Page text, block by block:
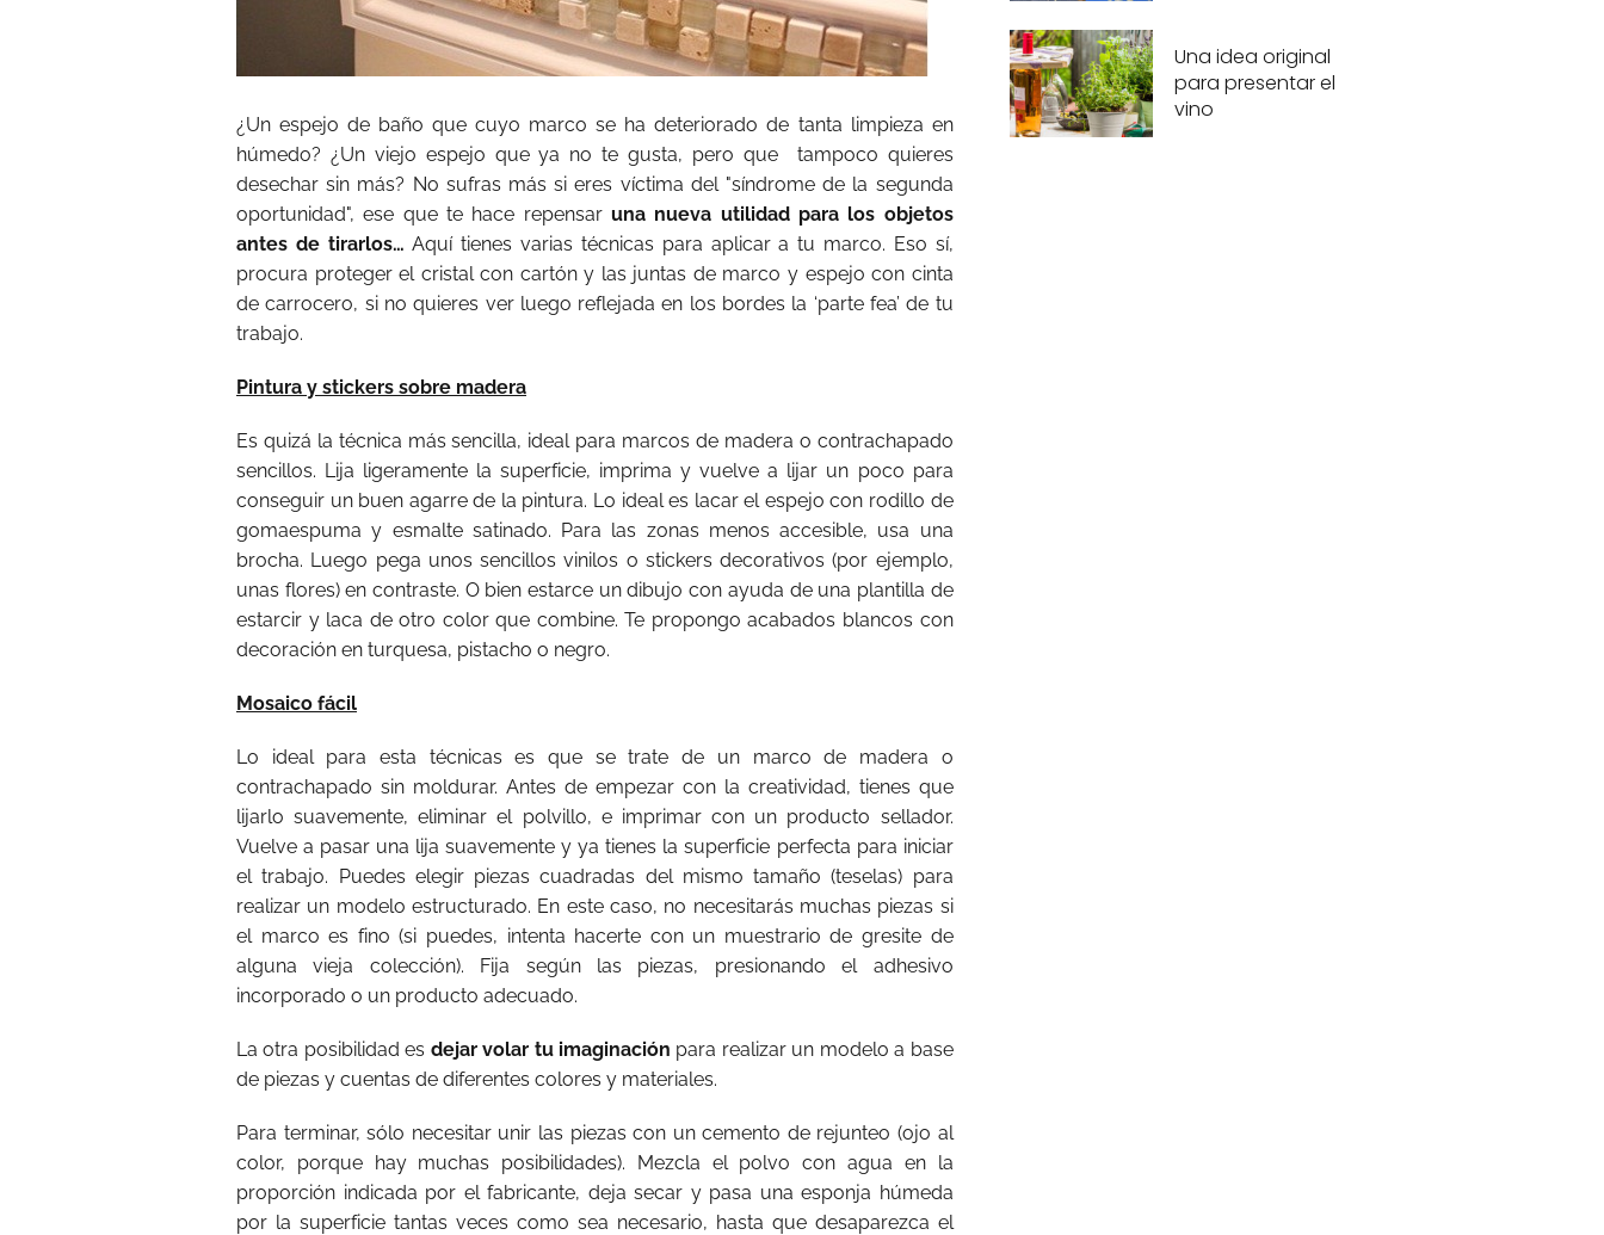
¿Un espejo de baño que cuyo marco se ha deteriorado de tanta limpieza en
húmedo? ¿Un viejo espejo que ya no te gusta, pero que tampoco quieres
desechar sin más? No sufras más si eres víctima del "síndrome de la segunda
oportunidad", ese que te hace repensaruna nueva utilidad para los objetos
antes de tirarlos… Aquí tienes varias técnicas para aplicar a tu marco. Eso sí,
procura proteger el cristal con cartón y las juntas de marco y espejo con cinta
de carrocero, si no quieres ver luego reflejada en los bordes la ‘parte fea’ de tu
trabajo.
Pintura y stickers sobre madera
Es quizá la técnica más sencilla, ideal para marcos de madera o contrachapado
sencillos. Lija ligeramente la superficie, imprima y vuelve a lijar un poco para
conseguir un buen agarre de la pintura. Lo ideal es lacar el espejo con rodillo de
gomaespuma y esmalte satinado. Para las zonas menos accesible, usa una
brocha. Luego pega unos sencillos vinilos o stickers decorativos (por ejemplo,
unas flores) en contraste. O bien estarce un dibujo con ayuda de una plantilla de
estarcir y laca de otro color que combine. Te propongo acabados blancos con
decoración en turquesa, pistacho o negro.
Mosaico fácil
Lo ideal para esta técnicas es que se trate de un marco de madera o
contrachapado sin moldurar. Antes de empezar con la creatividad, tienes que
lijarlo suavemente, eliminar el polvillo, e imprimar con un producto sellador.
Vuelve a pasar una lija suavemente y ya tienes la superficie perfecta para iniciar
el trabajo. Puedes elegir piezas cuadradas del mismo tamaño (teselas) para
realizar un modelo estructurado. En este caso, no necesitarás muchas piezas si
el marco es fino (si puedes, intenta hacerte con un muestrario de gresite de
alguna vieja colección). Fija según las piezas, presionando el adhesivo
incorporado o un producto adecuado.
La otra posibilidad es dejar volar tu imaginación para realizar un modelo a base
de piezas y cuentas de diferentes colores y materiales.
Para terminar, sólo necesitar unir las piezas con un cemento de rejunteo (ojo al
color, porque hay muchas posibilidades). Mezcla el polvo con agua en la
proporción indicada por el fabricante, deja secar y pasa una esponja húmeda
por la superficie tantas veces como sea necesario, hasta que desaparezca el
Una idea original
para presentar el
vino